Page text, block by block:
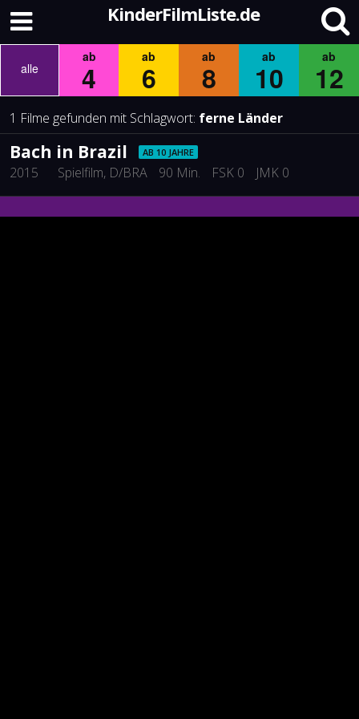
KinderFilmListe.de
alle
ab
4
ab
6
ab
8
ab
10
ab
12
1 Filme gefunden mit Schlagwort: ferne Länder
Bach in Brazil AB 10 JAHRE
2015 Spielfilm, D/BRA 90 Min. FSK 0 JMK 0